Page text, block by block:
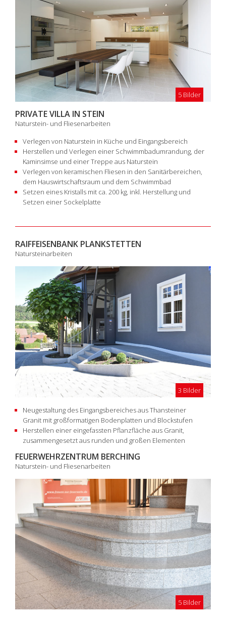
5 Bilder
PRIVATE VILLA IN STEIN
Naturstein- und Fliesenarbeiten
Verlegen von Naturstein in Küche und Eingangsbereich
Herstellen und Verlegen einer Schwimmbadumrandung, der
Kaminsimse und einer Treppe aus Naturstein
Verlegen von keramischen Fliesen in den Sanitärbereichen,
dem Hauswirtschaftsraum und dem Schwimmbad
Setzen eines Kristalls mit ca. 200 kg, inkl. Herstellung und
Setzen einer Sockelplatte
RAIFFEISENBANK PLANKSTETTEN
Natursteinarbeiten
3 Bilder
Neugestaltung des Eingangsbereiches aus Thansteiner
Granit mit großformatigen Bodenplatten und Blockstufen
Herstellen einer eingefassten Pflanzfläche aus Granit,
zusammengesetzt aus runden und großen Elementen
FEUERWEHRZENTRUM BERCHING
Naturstein- und Fliesenarbeiten
5 Bilder